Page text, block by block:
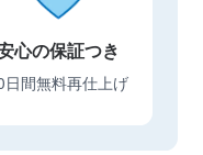
心の保証つき
日間無料再仕上げ